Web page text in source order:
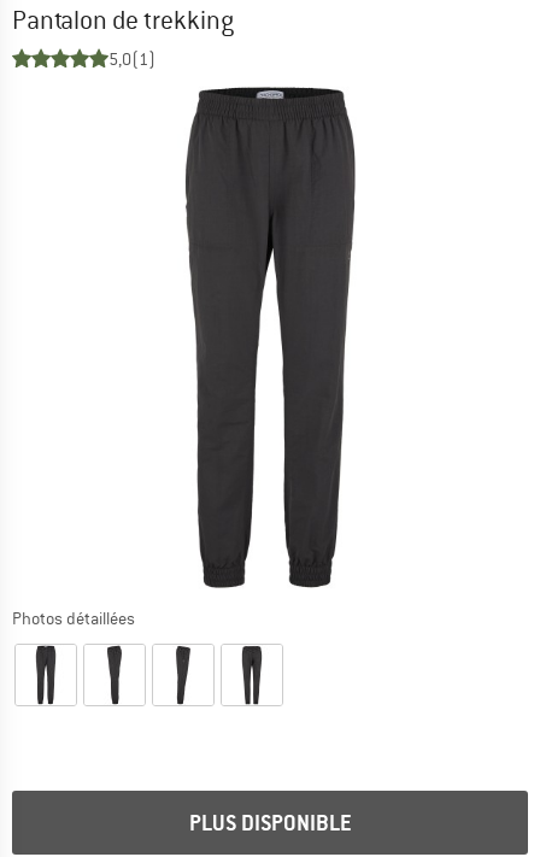
Pantalon de trekking
5,0(1)
Photos détaillées
PLUS DISPONIBLE